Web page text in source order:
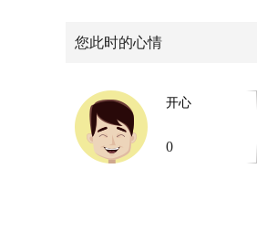
您此时的心情
开心
0